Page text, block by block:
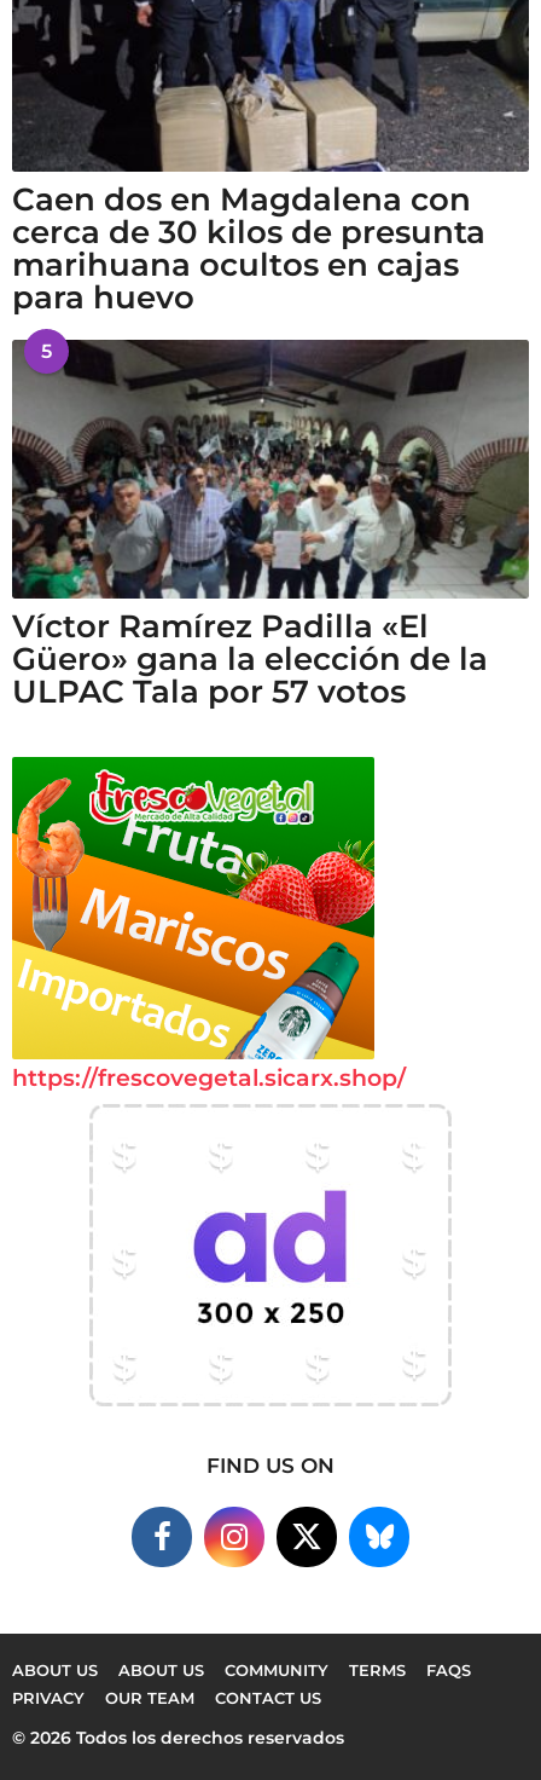
Caen dos en Magdalena con
cerca de 30 kilos de presunta
marihuana ocultos en cajas
para huevo
5
Víctor Ramírez Padilla «El
Güero» gana la elección de la
ULPAC Tala por 57 votos
https://frescovegetal.sicarx.shop/
FIND US ON
ABOUT US ABOUT US COMMUNITY TERMS
FAQS
PRIVACY
OUR TEAM CONTACT US
© 2026 Todos los derechos reservados